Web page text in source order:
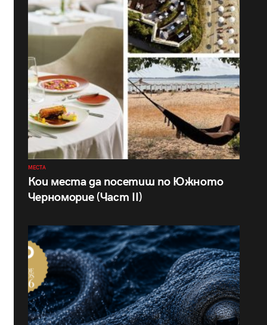
МЕСТА
Кои места да посетиш по Южното
Черноморие (Част II)